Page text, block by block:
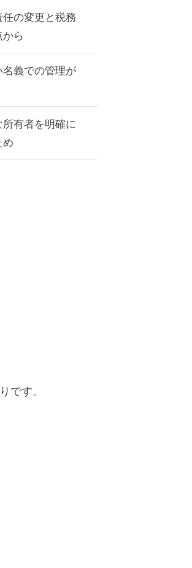
の変更と税務
ら
名義での管理が
有者を明確に
め
です。